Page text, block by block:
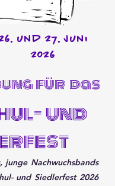
und 27. Juni
2026
für das
und
junge Nachwuchsbands
und Siedlerfest 2026